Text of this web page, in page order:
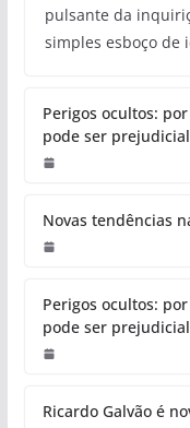
pulsante da
simples esboço de
Perigos ocultos:
pode ser prejudicial
Novas tendências
Perigos ocultos:
pode ser prejudicial
Ricardo Galvão é